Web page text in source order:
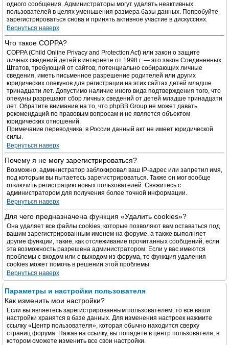
одного сообщения. Администраторы могут удалять неактивных
пользователей в целях уменьшения размера базы данных. Попробуйте
зарегистрироваться снова и принять активное участие в дискуссиях.
Вернуться наверх
Что такое COPPA?
COPPA (Child Online Privacy and Protection Act) или закон о защите
личных сведений детей в интернете от 1998 г. — это закон Соединенных
Штатов, требующий от сайтов, потенциально собирающих личные
сведения, иметь письменное разрешение родителей или других
юридических опекунов для регистрации на этих сайтах детей младше
тринадцати лет. Допустимо наличие иного вида подтверждения того, что
опекуны разрешают сбор личных сведений от детей младше тринадцати
лет. Обратите внимание на то, что phpBB Group не может давать
рекомендаций по правовым вопросам и не является объектом
юридических отношений.
Примечание переводчика: в России данный акт не имеет юридической
силы.
Вернуться наверх
Почему я не могу зарегистрироваться?
Возможно, администратор заблокировал ваш IP-адрес или запретил имя,
под которым вы пытаетесь зарегистрироваться. Также он мог вообще
отключить регистрацию новых пользователей. Свяжитесь с
администратором для получения более точной информации.
Вернуться наверх
Для чего предназначена функция «Удалить cookies»?
Она удаляет все файлы cookies, которые позволяют вам оставаться под
вашим зарегистрированным именем на форуме, а также выполняет
другие функции, такие, как отслеживание прочитанных сообщений, если
эта возможность разрешена администратором. Если у вас имеются
проблемы с входом или с выходом из форума, то функция удаления
cookies может помочь в решении этой проблемы.
Вернуться наверх
Параметры и настройки пользователя
Как изменить мои настройки?
Если вы являетесь зарегистрированным пользователем, то все ваши
настройки хранятся в базе данных. Для изменения настроек нажмите
ссылку «Центр пользователя», которая обычно находится сверху
страниц форума. Нажав на ссылку, вы попадете в центр пользователя, в
котором сможете изменить все свои настройки.